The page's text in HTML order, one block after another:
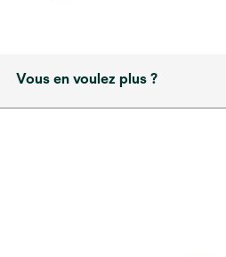
Vous en voulez plus ?